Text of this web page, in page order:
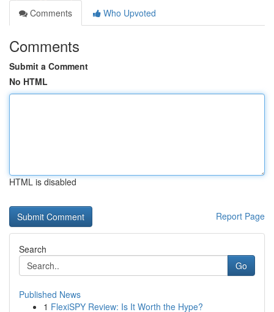
Comments
Who Upvoted
Comments
Submit a Comment
No HTML
HTML is disabled
Report Page
Search
Go
Published News
1 FlexiSPY Review: Is It Worth the Hype?